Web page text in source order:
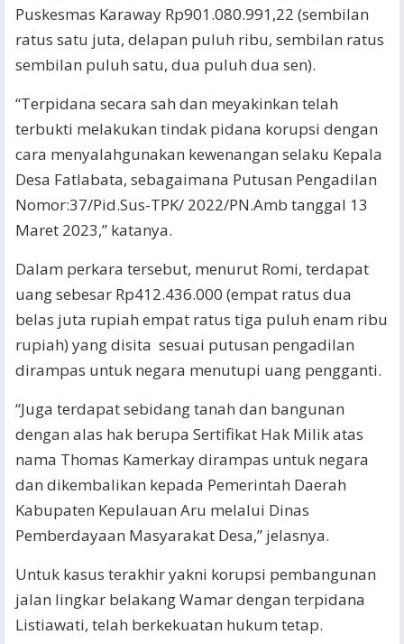
Puskesmas Karaway Rp901.080.991,22 (sembilan
ratus satu juta, delapan puluh ribu, sembilan ratus
sembilan puluh satu, dua puluh dua sen).
“Terpidana secara sah dan meyakinkan telah
terbukti melakukan tindak pidana korupsi dengan
cara menyalahgunakan kewenangan selaku Kepala
Desa Fatlabata, sebagaimana Putusan Pengadilan
Nomor:37/Pid.Sus-TPK/ 2022/PN.Amb tanggal 13
Maret 2023,” katanya.
Dalam perkara tersebut, menurut Romi, terdapat
uang sebesar Rp412.436.000 (empat ratus dua
belas juta rupiah empat ratus tiga puluh enam ribu
rupiah) yang disita sesuai putusan pengadilan
dirampas untuk negara menutupi uang pengganti.
“Juga terdapat sebidang tanah dan bangunan
dengan alas hak berupa Sertifikat Hak Milik atas
nama Thomas Kamerkay dirampas untuk negara
dan dikembalikan kepada Pemerintah Daerah
Kabupaten Kepulauan Aru melalui Dinas
Pemberdayaan Masyarakat Desa,” jelasnya.
Untuk kasus terakhir yakni korupsi pembangunan
jalan lingkar belakang Wamar dengan terpidana
Listiawati, telah berkekuatan hukum tetap.